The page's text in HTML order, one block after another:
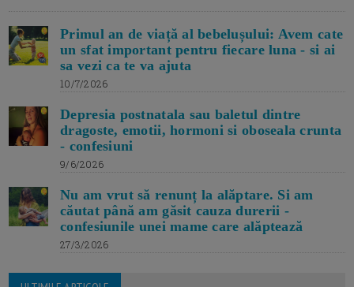
Primul an de viață al bebelușului: Avem cate
un sfat important pentru fiecare luna - si ai
sa vezi ca te va ajuta
10/7/2026
Depresia postnatala sau baletul dintre
dragoste, emotii, hormoni si oboseala crunta
- confesiuni
9/6/2026
Nu am vrut să renunț la alăptare. Si am
căutat până am găsit cauza durerii -
confesiunile unei mame care alăptează
27/3/2026